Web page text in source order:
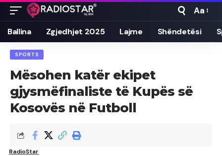
Font
Resizer
Aa
Ballina Zgjedhjet 2025 Lajme Shëndetësi
SPORTS
Mësohen katër ekipet
gjysmëfinaliste të Kupës së
Kosovës në Futboll
RadioStar